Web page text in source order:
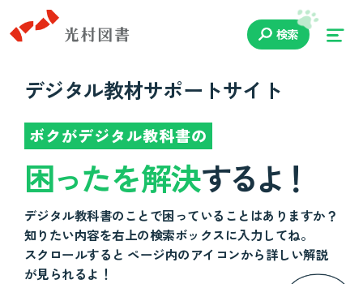
検索
デジタル教材サポートサイト
ボクがデジタル教科書の
困ったを解決するよ！
デジタル教科書のことで困っていることはありますか？
知りたい内容を右上の検索ボックスに入力してね。
スクロールすると ページ内のアイコンから詳しい解説
が見られるよ！